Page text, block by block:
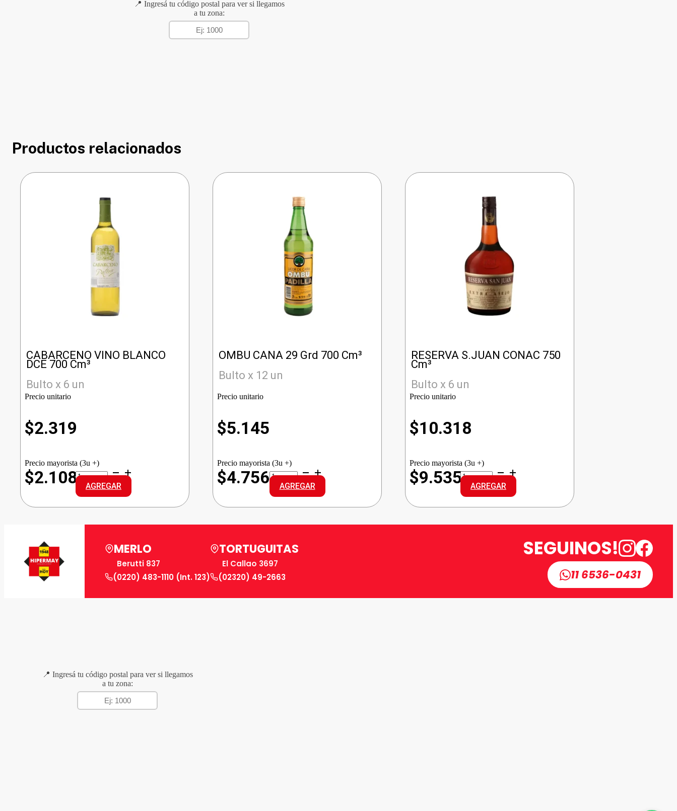
📍 Ingresá tu código postal para ver si llegamos
a tu zona:
Productos relacionados
CABARCENO VINO BLANCO
DCE 700 Cm³
Bulto x 6 un
Precio unitario
$2.319
Precio mayorista (3u +)
$2.108CABARCENO
VINO
BLANCO
DCE
cantidad
AGREGAR
OMBU CANA 29 Grd 700 Cm³
Bulto x 12 un
Precio unitario
$5.145
Precio mayorista (3u +)
$4.756OMBU
CANA
Grd
cantidad
AGREGAR
RESERVA S.JUAN CONAC 750
Cm³
Bulto x 6 un
Precio unitario
$10.318
Precio mayorista (3u +)
$9.535RESERVA
S.JUAN
CONAC
cantidad
AGREGAR
MERLO
Berutti 837
(0220) 483-1110 (Int. 123)
TORTUGUITAS
El Callao 3697
(02320) 49-2663
SEGUINOS!
11 6536-0431
📍 Ingresá tu código postal para ver si llegamos
a tu zona: